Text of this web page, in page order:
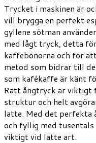
Trycket i maskinen är
vill brygga en perfekt
gyllene sötman
med lågt tryck, detta
kaffebönorna och för
metod som bidrar till
som kafékaffe är känt
Rätt ångtryck är
struktur och helt
latte. Med det perfekta
och fyllig med
viktigt vid latte art.